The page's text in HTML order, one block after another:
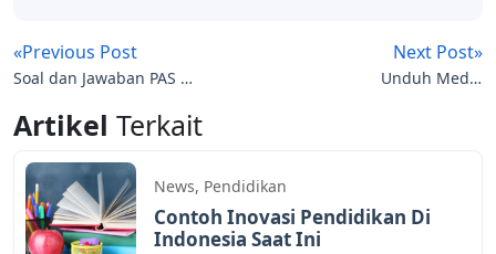
«Previous Post
Soal dan Jawaban PAS SD
1
Next Post»
Unduh Media
Artikel Terkait
News, Pendidikan
Contoh Inovasi Pendidikan Di
Indonesia Saat Ini